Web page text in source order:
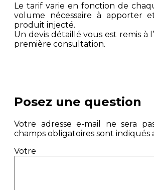
Le tarif varie en fonction de
volume nécessaire à apporter
produit injecté.
Un devis détaillé vous est remis à
première consultation.
Posez une question
Votre adresse e-mail ne sera
champs obligatoires sont indiqués
Votre